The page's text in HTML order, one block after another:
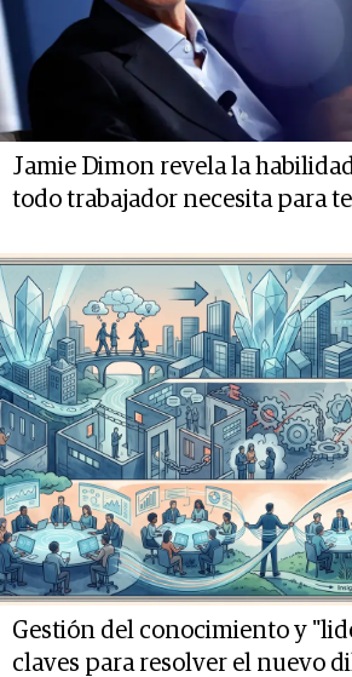
Jamie Dimon revela la
todo trabajador necesita para
Gestión del conocimiento y
claves para resolver el nuevo